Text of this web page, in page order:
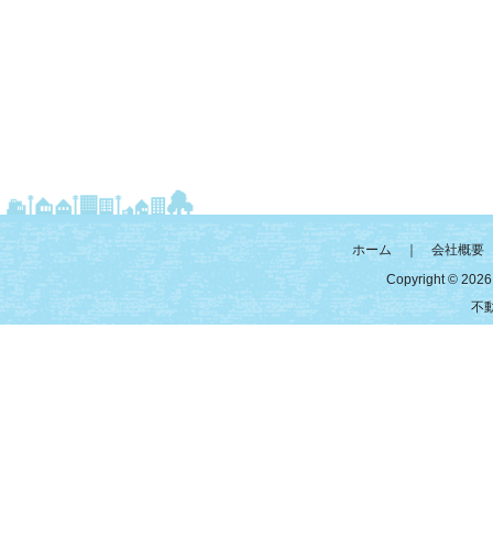
ホーム 会社概要
Copyright ©
不